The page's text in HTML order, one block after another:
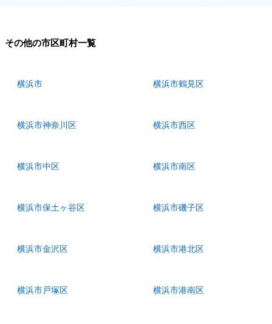
その他の市区町村一覧
横浜市 横浜市鶴見区
横浜市神奈川区 横浜市西区
横浜市中区 横浜市南区
横浜市保土ヶ谷区 横浜市磯子区
横浜市金沢区 横浜市港北区
横浜市戸塚区 横浜市港南区